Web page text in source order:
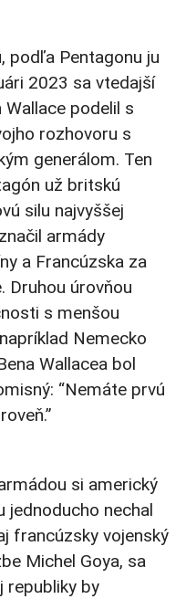
podľa Pentagonu ju
2023 sa vtedajší
podelil s
rozhovoru s
generálom. Ten
už britskú
silu najvyššej
armády
a Francúzska za
Druhou úrovňou
s menšou
Nemecko
Wallacea bol
“Nemáte prvú
si americký
jednoducho nechal
francúzsky vojenský
Michel Goya, sa
republiky by